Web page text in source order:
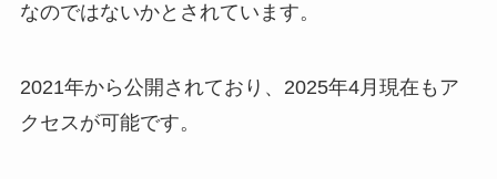
なのではないかとされています。
2021年から公開されており、2025年4月現在もア
クセスが可能です。